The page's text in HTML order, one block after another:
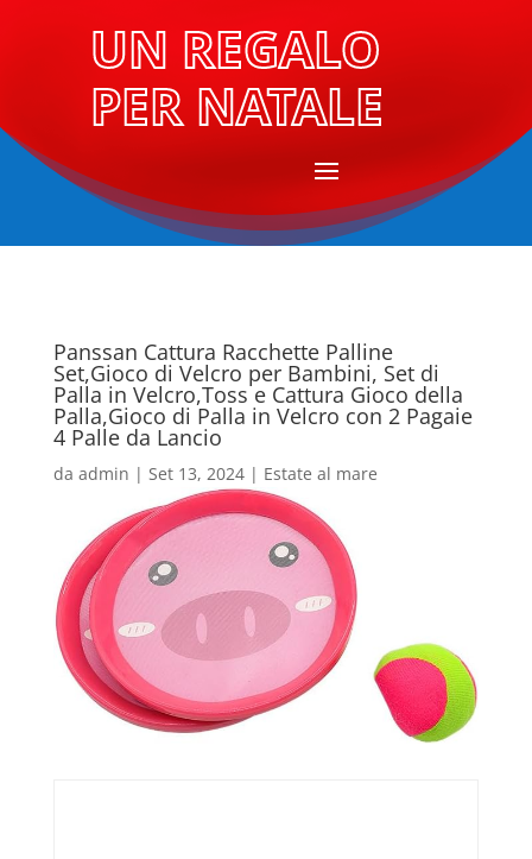
UN REGALO
PER NATALE
Panssan Cattura Racchette Palline
Set,Gioco di Velcro per Bambini, Set di
Palla in Velcro,Toss e Cattura Gioco della
Palla,Gioco di Palla in Velcro con 2 Pagaie
4 Palle da Lancio
da admin | Set 13, 2024| Estate al mare